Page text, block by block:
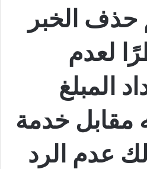
حذف الخبر
لعدم
المبلغ
مقابل خدمة
عدم الرد